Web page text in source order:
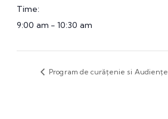
Time:
9:00 am - 10:30 am
Program de curățenie si Audiențe